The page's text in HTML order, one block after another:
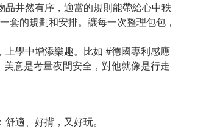
井然有序，適當的規則能帶給心中秩
的規劃和安排。讓每一次整理包包，
學中增添樂趣。比如 #德國專利感應
意是考量夜間安全，對他就像是行走
適、好揹，又好玩。